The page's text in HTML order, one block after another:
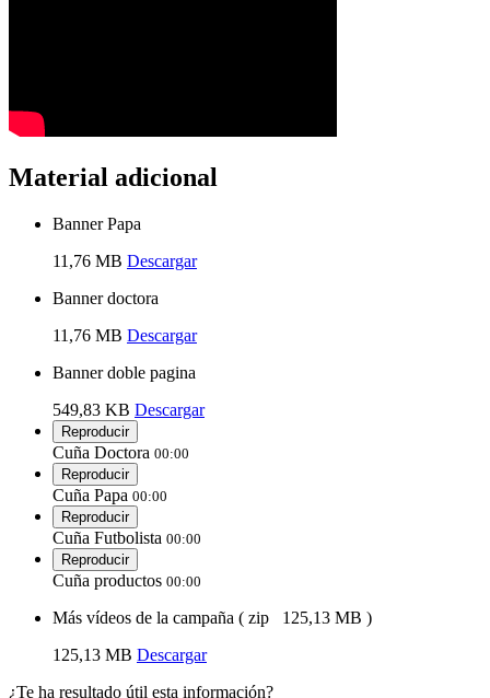
Material adicional
Banner Papa
11,76 MB Descargar
Banner doctora
11,76 MB Descargar
Banner doble pagina
549,83 KB Descargar
Reproducir
Cuña Doctora 00:00
Reproducir
Cuña Papa 00:00
Reproducir
Cuña Futbolista 00:00
Reproducir
Cuña productos 00:00
Más vídeos de la campaña ( zip 125,13 MB )
125,13 MB Descargar
¿Te ha resultado útil esta información?